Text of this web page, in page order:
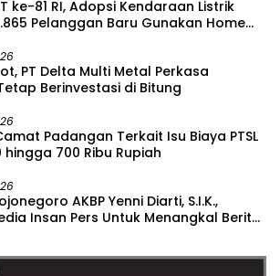
ke-81 RI, Adopsi Kendaraan Listrik
Pelanggan Baru Gunakan Home
PT Delta Multi Metal Perkasa
Berinvestasi di Bitung
Padangan Terkait Isu Biaya PTSL
700 Ribu Rupiah
AKBP Yenni Diarti, S.I.K.,
Insan Pers Untuk Menangkal Berita